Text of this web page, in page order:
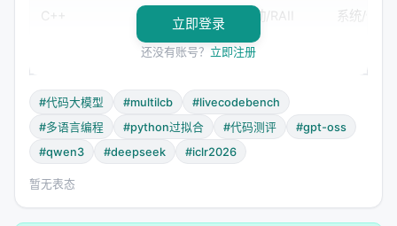
C++ 手动/RAII 系统/性能
静态 GC
C# 静态 GC
Go 静态 GC 云原生/微
JavaScript 动态 GC Web/前端
立即登录
还没有账号？ 立即注册
#代码大模型 #multilcb
#livecodebench
#多语言编程
#python过拟合 #代码测评
#gpt-oss
#qwen3
#deepseek #iclr2026
暂无表态